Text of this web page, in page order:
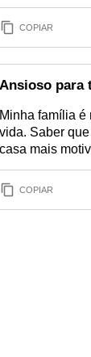
COPIAR
Ansioso para
Minha família é
vida. Saber
casa mais
COPIAR